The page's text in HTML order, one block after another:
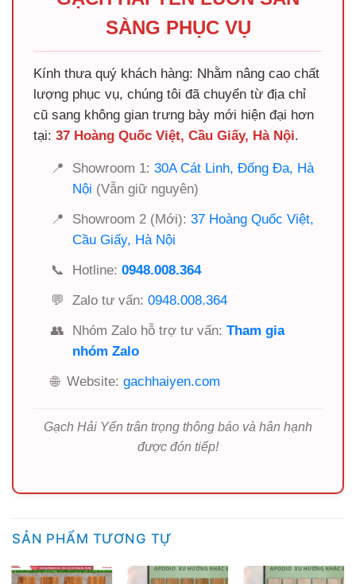
SÀNG PHỤC VỤ
Kính thưa quý khách hàng: Nhằm nâng cao chất
lượng phục vụ, chúng tôi đã chuyển từ địa chỉ
cũ sang không gian trưng bày mới hiện đại hơn
tại: 37 Hoàng Quốc Việt, Cầu Giấy, Hà Nội.
📍 Showroom 1: 30A Cát Linh, Đống Đa, Hà
Nội (Vẫn giữ nguyên)
📍
Showroom 2 (Mới): 37 Hoàng Quốc Việt,
Cầu Giấy, Hà Nội
📞
Hotline: 0948.008.364
💬
Zalo tư vấn: 0948.008.364
👥
Nhóm Zalo hỗ trợ tư vấn: Tham gia
nhóm Zalo
🌐 Website: gachhaiyen.com
Gạch Hải Yến trân trọng thông báo và hân hạnh
được đón tiếp!
SẢN PHẨM TƯƠNG TỰ